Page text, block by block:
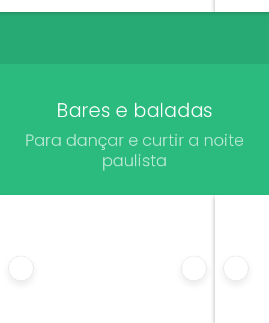
Bares e baladas
Para dançar e curtir a noite
paulista